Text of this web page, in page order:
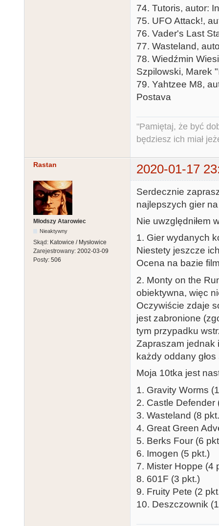
74. Tutoris, autor:
75. UFO Attack!,
76. Vader's Last
77. Wasteland,
78. Wiedźmin
Szpilowski, Marek
79. Yahtzee M8,
Postava
"Pamiętaj, że być
będziesz ich miał
Rastan 2020-01-17
Młodszy Atarowiec
Nieaktywny
Skąd: Katowice / Mysłowice
Zarejestrowany: 2002-03-09
Posty: 506
Serdecznie
najlepszych gier
Nie uwzględniłem
1. Gier wydanych
Niestety jeszcze
Ocena na bazie
2. Monty on the
obiektywna, więc
Oczywiście zdaje
jest zabronione
tym przypadku
Zapraszam jednak
każdy oddany
Moja 10tka jest
1. Gravity Worms
2. Castle Defender
3. Wasteland (8
4. Great Green
5. Berks Four (6
6. Imogen (5 pkt.)
7. Mister Hoppe (4
8. 601F (3 pkt.)
9. Fruity Pete (2
10. Deszczownik